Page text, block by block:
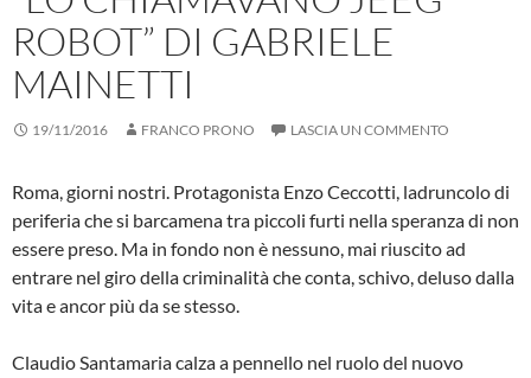
ROBOT” DI GABRIELE
MAINETTI
19/11/2016 FRANCO PRONO LASCIA UN COMMENTO
Roma, giorni nostri. Protagonista Enzo Ceccotti, ladruncolo di
periferia che si barcamena tra piccoli furti nella speranza di non
essere preso. Ma in fondo non è nessuno, mai riuscito ad
entrare nel giro della criminalità che conta, schivo, deluso dalla
vita e ancor più da se stesso.
Claudio Santamaria calza a pennello nel ruolo del nuovo